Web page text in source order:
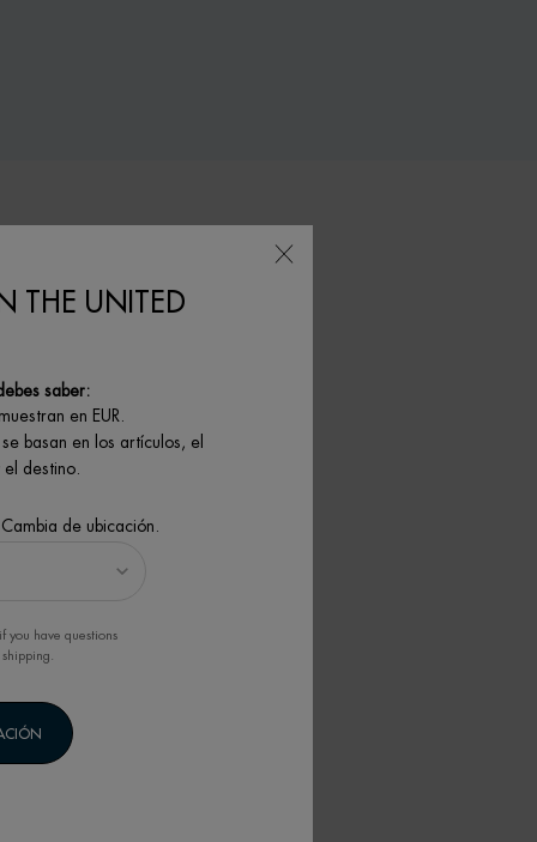
THE UNITED
saber:
en EUR.
basan en los artículos, el
destino.
de ubicación.
if you have questions